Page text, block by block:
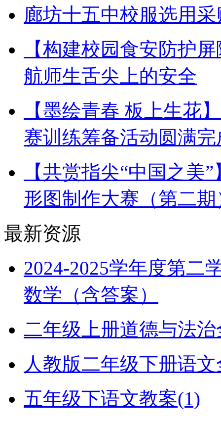
廊坊十五中校服选用
【构建校园食安防护
航师生舌尖上的安全
【墨绘青春 板上生花
赛训练筹备活动圆满完
【共赏指尖“中国之美
形图制作大赛（第二期
最新资源
2024-2025学年度第二
数学（含答案）
二年级上册道德与法
人教版二年级下册语
五年级下语文教案(1)